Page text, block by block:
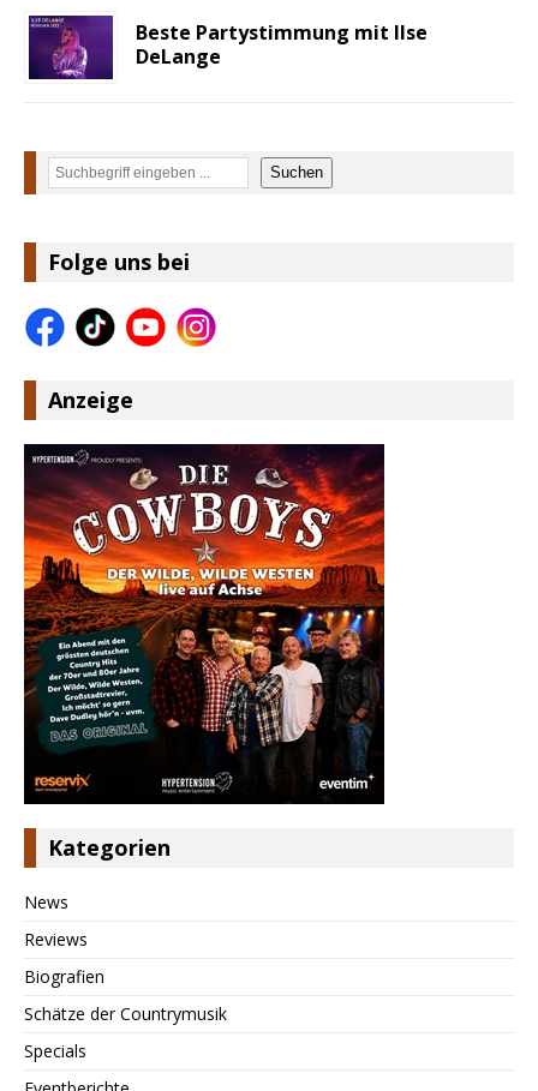
Beste Partystimmung mit Ilse
DeLange
Suchen Suchen
Folge uns bei
Anzeige
Kategorien
News
Reviews
Biografien
Schätze der Countrymusik
Specials